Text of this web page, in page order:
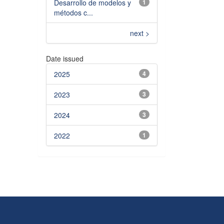
1
Desarrollo de modelos y
métodos c...
next >
Date issued
4
2025
3
2023
3
2024
1
2022